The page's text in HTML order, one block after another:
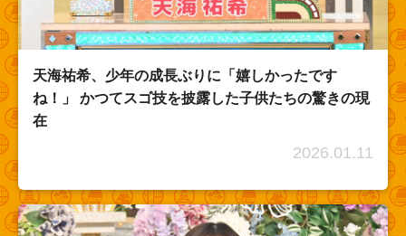
天海祐希、少年の成長ぶりに「嬉しかったです
ね！」 かつてスゴ技を披露した子供たちの驚きの現
在
2026.01.11